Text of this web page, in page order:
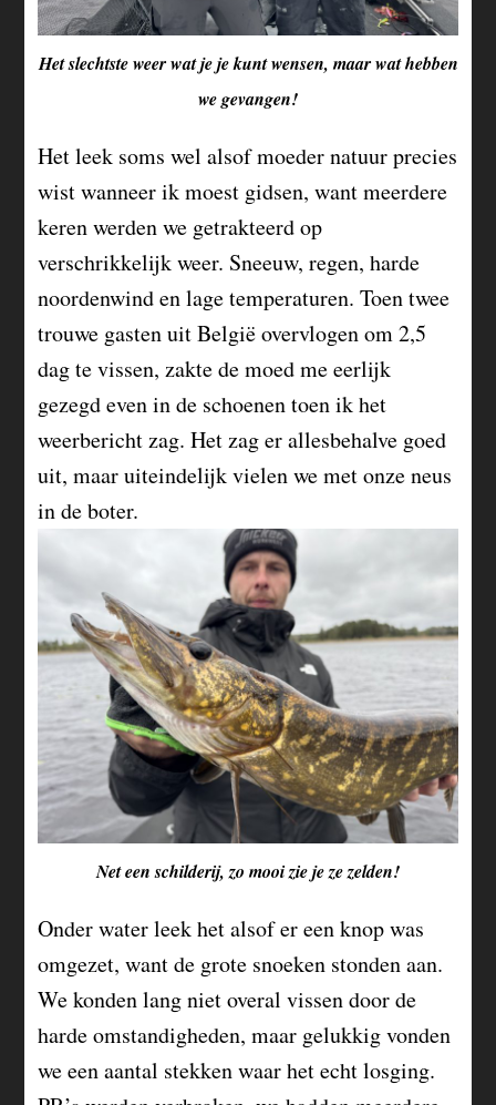
Het slechtste weer wat je je kunt wensen, maar wat hebben
we gevangen!
Het leek soms wel alsof moeder natuur precies
wist wanneer ik moest gidsen, want meerdere
keren werden we getrakteerd op
verschrikkelijk weer. Sneeuw, regen, harde
noordenwind en lage temperaturen. Toen twee
trouwe gasten uit België overvlogen om 2,5
dag te vissen, zakte de moed me eerlijk
gezegd even in de schoenen toen ik het
weerbericht zag. Het zag er allesbehalve goed
uit, maar uiteindelijk vielen we met onze neus
in de boter.
Net een schilderij, zo mooi zie je ze zelden!
Onder water leek het alsof er een knop was
omgezet, want de grote snoeken stonden aan.
We konden lang niet overal vissen door de
harde omstandigheden, maar gelukkig vonden
we een aantal stekken waar het echt losging.